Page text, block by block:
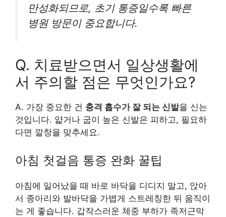
만성화되므로, 초기 통증일수록 빠른
병원 방문이 중요합니다.
Q. 치료받으면서 일상생활에
서 주의할 점은 무엇인가요?
A. 가장 중요한 건 충격 흡수가 잘 되는 신발을 신는
것입니다. 얇거나 굽이 높은 신발은 피하고, 필요하
다면 깔창을 맞추세요.
아침 첫걸음 통증 완화 꿀팁
아침에 일어났을 때 바로 바닥을 디디지 말고, 앉아
서 종아리와 발바닥을 가볍게 스트레칭한 뒤 움직이
는 게 좋습니다. 갑작스러운 체중 부하가 족저근막